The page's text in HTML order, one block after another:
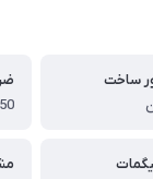
ساخت